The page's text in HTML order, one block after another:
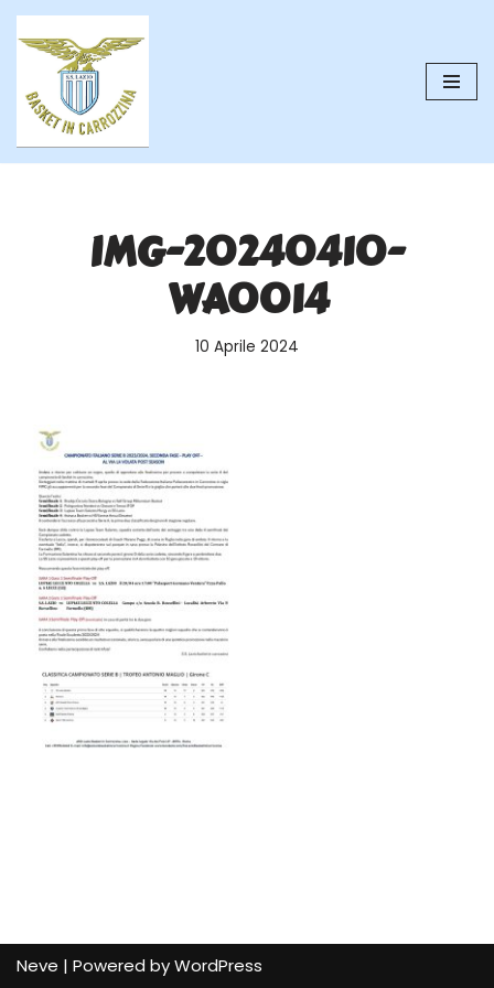
contenuto
IMG-20240410-
WA0014
10 Aprile 2024
Neve | Powered byWordPress